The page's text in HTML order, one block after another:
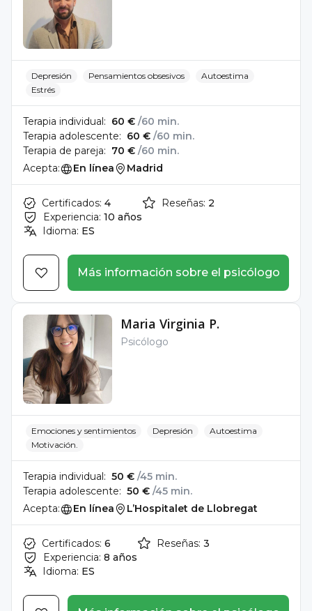
Depresión Pensamientos obsesivos
Autoestima
Estrés
Terapia individual: 60 € /60 min.
Terapia adolescente: 60 € /60 min.
Terapia de pareja: 70 € /60 min.
Acepta:
En línea Madrid
Certificados: 4
Experiencia: 10 años
Idioma: ES
Reseñas: 2
Más información sobre el psicólogo
Maria Virginia P.
Psicólogo
Emociones y sentimientos Depresión
Autoestima
Motivación.
Terapia individual: 50 € /45 min.
Terapia adolescente: 50 € /45 min.
Acepta:
En línea L’Hospitalet de Llobregat
Certificados: 6
Experiencia: 8 años
Idioma: ES
Reseñas: 3